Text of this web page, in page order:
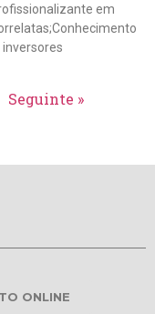
em
Seguinte »
ONLINE